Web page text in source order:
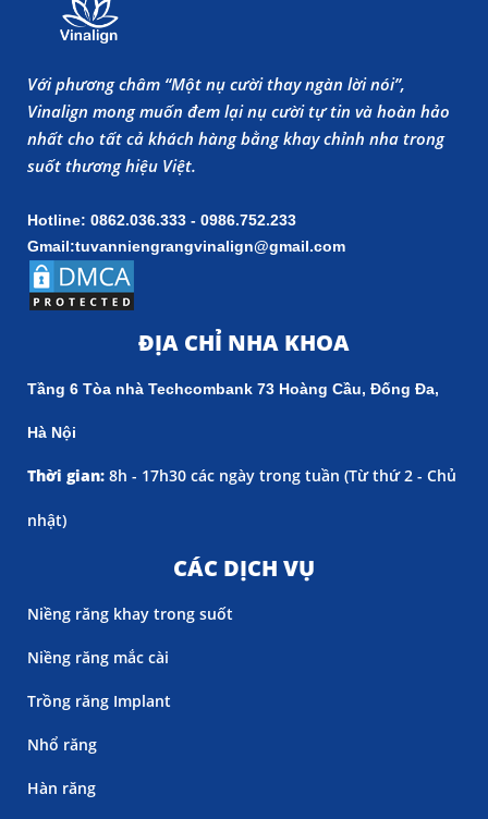
Với phương châm “Một nụ cười thay ngàn lời nói”,
Vinalign mong muốn đem lại nụ cười tự tin và hoàn hảo
nhất cho tất cả khách hàng bằng khay chỉnh nha trong
suốt thương hiệu Việt.
Hotline: 0862.036.333 - 0986.752.233
Gmail:tuvanniengrangvinalign@gmail.com
ĐỊA CHỈ NHA KHOA
Tầng 6 Tòa nhà Techcombank 73 Hoàng Cầu, Đống Đa,
Hà Nội
Thời gian: 8h - 17h30 các ngày trong tuần (Từ thứ 2 - Chủ
nhật)
CÁC DỊCH VỤ
Niềng răng khay trong suốt
Niềng răng mắc cài
Trồng răng Implant
Nhổ răng
Hàn răng